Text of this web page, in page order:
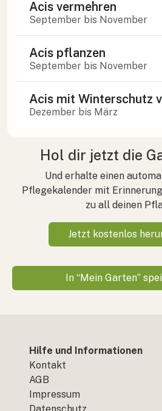
Acis vermehren
September bis November
Acis pflanzen
September bis November
Acis mit Winterschutz
Dezember bis März
Hol dir jetzt die
Und erhalte einen
Pflegekalender mit
zu all deinen
Jetzt kostenlos
In “Mein Garten”
Hilfe und Informationen
Kontakt
AGB
Impressum
Datenschutz